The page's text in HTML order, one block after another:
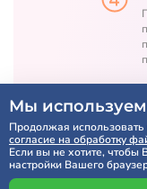
Мы
Продолжая
согласие на обработку
Если вы не хотите,
настройки Вашего